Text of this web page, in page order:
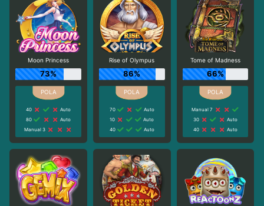
Moon Princess
73%
40
Auto
80
Auto
Manual 3
Rise of Olympus
86%
70
Auto
10
Auto
40
Auto
Tome of Madness
66%
Manual 7
30
Auto
40
Auto